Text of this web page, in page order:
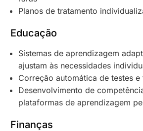
Planos de tratamento
Educação
Sistemas de aprendizagem
ajustam às necessidades
Correção automática de testes
Desenvolvimento de
plataformas de aprendizagem
Finanças